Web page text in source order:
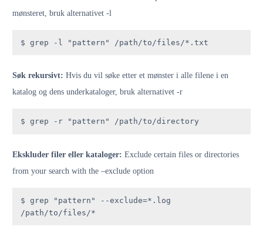
mønsteret, bruk alternativet -l
$ grep -l "pattern" /path/to/files/*.txt
Søk rekursivt: Hvis du vil søke etter et mønster i alle filene i en
katalog og dens underkataloger, bruk alternativet -r
$ grep -r "pattern" /path/to/directory
Ekskluder filer eller kataloger: Exclude certain files or directories
from your search with the –exclude option
$ grep "pattern" --exclude=*.log
/path/to/files/*